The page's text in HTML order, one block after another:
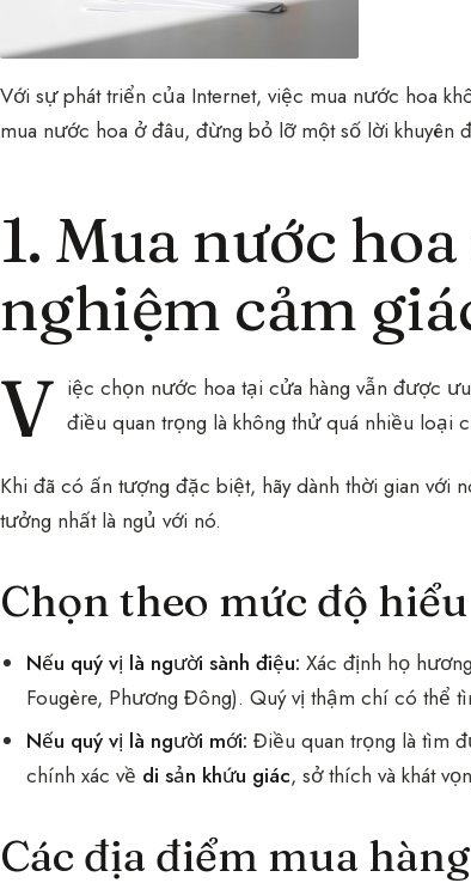
Với sự phát triển của Internet, việc mua nước hoa
mua nước hoa ở đâu, đừng bỏ lỡ một số lời
1. Mua nước
nghiệm cảm
V iệc chọn nước hoa tại cửa hàng vẫn được
điều quan trọng là không thử quá nhiều loại
Khi đã có ấn tượng đặc biệt, hãy dành thời gian với
tưởng nhất là ngủ với nó.
Chọn theo mức độ
Nếu quý vị là người sành điệu: Xác định họ
Fougère, Phương Đông). Quý vị thậm chí có thể
Nếu quý vị là người mới: Điều quan trọng là tìm
chính xác về di sản khứu giác, sở thích và khát
Các địa điểm mua